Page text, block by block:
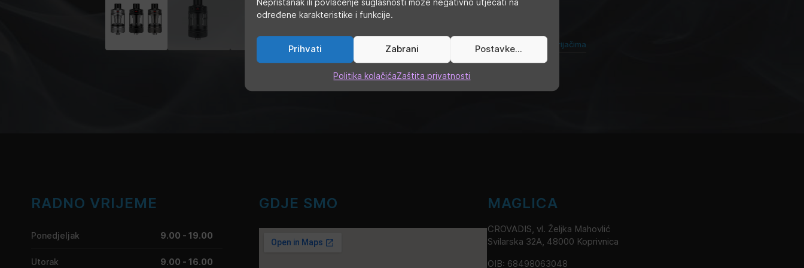
određene karakteristike i funkcije.
Prihvati Zabrani Postavke...
Politika kolačićaZaštita privatnosti
Cijena u trgovini: 24,90
Kategorije: ,Atomizeri s gotovim grijačima
,nautilus
RADNO VRIJEME
Ponedjeljak 9.00 - 19.00
Utorak 9.00 - 16.00
GDJE SMO MAGLICA
CROVADIS, vl. Željka Mahovlić
Svilarska 32A, 48000 Koprivnica
OIB: 68498063048